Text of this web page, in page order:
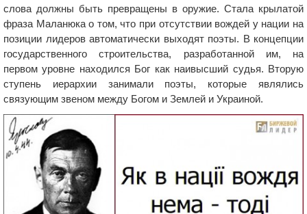
слова должны быть превращены в оружие. Стала крылатой
фраза Маланюка о том, что при отсутствии вождей у нации на
позиции лидеров автоматически выходят поэты. В концепции
государственного строительства, разработанной им, на
первом уровне находился Бог как наивысший судья. Вторую
ступень иерархии занимали поэты, которые являлись
связующим звеном между Богом и Землей и Украиной.